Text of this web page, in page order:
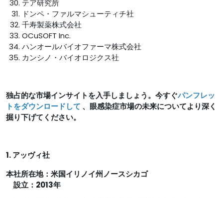
テア研究所
ドンペ・ファルマシューティチ社
千寿製薬株式会社
OCuSOFT Inc.
ハンオールバイオファーマ株式会社
カンシノ・バイオロジクス社
独占的な市場インサイトを入手しましょう。今すぐパンフレッ
トをダウンロードして 、眼感染症市場の未来についてより深く
掘り下げてください。
1. アッヴィ社
本社所在地：米国イリノイ州ノースシカゴ
設立：2013年